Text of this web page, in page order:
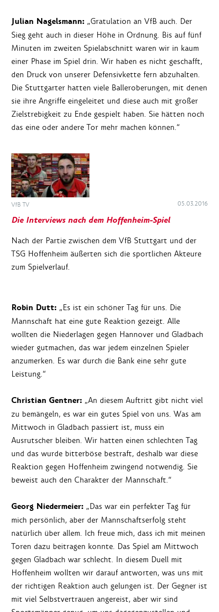
Julian Nagelsmann: „Gratulation an VfB auch. Der
Sieg geht auch in dieser Höhe in Ordnung. Bis auf fünf
Minuten im zweiten Spielabschnitt waren wir in kaum
einer Phase im Spiel drin. Wir haben es nicht geschafft,
den Druck von unserer Defensivkette fern abzuhalten.
Die Stuttgarter hatten viele Balleroberungen, mit denen
sie ihre Angriffe eingeleitet und diese auch mit großer
Zielstrebigkeit zu Ende gespielt haben. Sie hätten noch
das eine oder andere Tor mehr machen können.“
VfB TV 05.03.2016
Die Interviews nach dem Hoffenheim-Spiel
Nach der Partie zwischen dem VfB Stuttgart und der
TSG Hoffenheim äußerten sich die sportlichen Akteure
zum Spielverlauf.
Robin Dutt: „Es ist ein schöner Tag für uns. Die
Mannschaft hat eine gute Reaktion gezeigt. Alle
wollten die Niederlagen gegen Hannover und Gladbach
wieder gutmachen, das war jedem einzelnen Spieler
anzumerken. Es war durch die Bank eine sehr gute
Leistung.“
Christian Gentner: „An diesem Auftritt gibt nicht viel
zu bemängeln, es war ein gutes Spiel von uns. Was am
Mittwoch in Gladbach passiert ist, muss ein
Ausrutscher bleiben. Wir hatten einen schlechten Tag
und das wurde bitterböse bestraft, deshalb war diese
Reaktion gegen Hoffenheim zwingend notwendig. Sie
beweist auch den Charakter der Mannschaft.“
Georg Niedermeier: „Das war ein perfekter Tag für
mich persönlich, aber der Mannschaftserfolg steht
natürlich über allem. Ich freue mich, dass ich mit meinen
Toren dazu beitragen konnte. Das Spiel am Mittwoch
gegen Gladbach war schlecht. In diesem Duell mit
Hoffenheim wollten wir darauf antworten, was uns mit
der richtigen Reaktion auch gelungen ist. Der Gegner ist
mit viel Selbstvertrauen angereist, aber wir sind